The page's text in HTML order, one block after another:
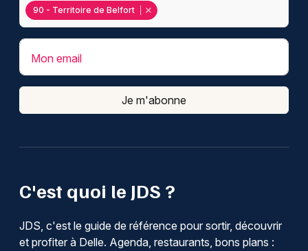
C'est quoi le JDS ?
JDS, c'est le guide de référence pour sortir, découvrir
et profiter à Delle. Agenda, restaurants, bons plans :
90 - Territoire de Belfort
Mon email
Je m'abonne